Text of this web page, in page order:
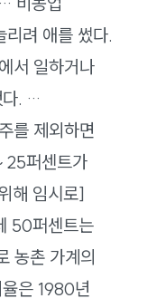
려 애를 썼다.
서 일하거나
다. …
를 제외하면
25퍼센트가
해 임시로]
50퍼센트는
농촌 가계의
은 1980년